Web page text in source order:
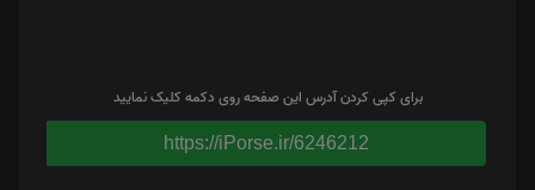
برای کپی کردن آدرس این صفحه روی دکمه کلیک نمایید
https://iPorse.ir/6246212